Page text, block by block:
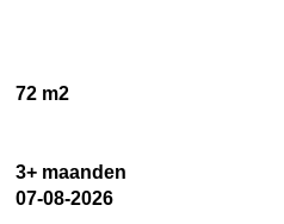
72 m2
3+ maanden
07-08-2026